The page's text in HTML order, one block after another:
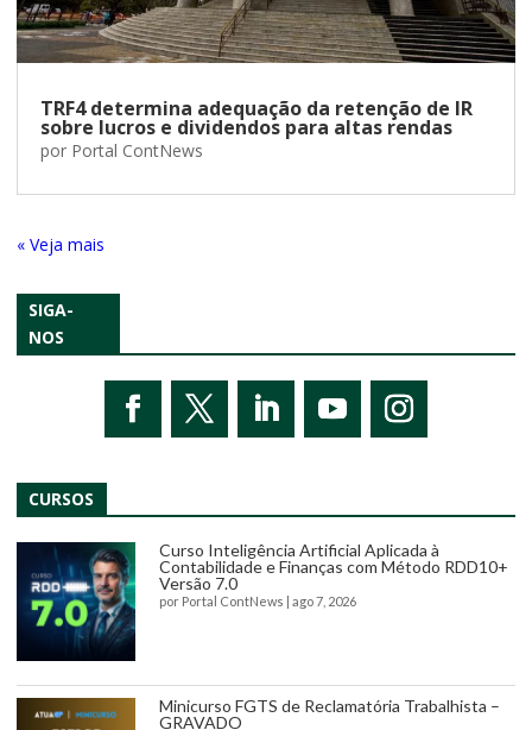
TRF4 determina adequação da retenção de IR
sobre lucros e dividendos para altas rendas
por Portal ContNews
« Entradas Antigas
SIGA-
NOS
CURSOS
Curso Inteligência Artificial Aplicada à
Contabilidade e Finanças com Método RDD10+
Versão 7.0
por Portal ContNews ago 7, 2026
Minicurso FGTS de Reclamatória Trabalhista –
GRAVADO